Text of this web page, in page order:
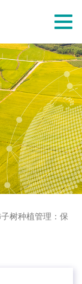
切
导
航
树种植管理：保